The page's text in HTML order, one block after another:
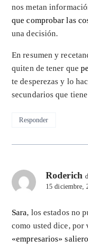
nos metan
que comprobar las
una decisión.
En resumen y
quiten de tener que
te desperezas y lo
secundarios que
Responder
Roderich
15 diciembre,
Sara, los estados no
como usted dice, por
«empresarios»